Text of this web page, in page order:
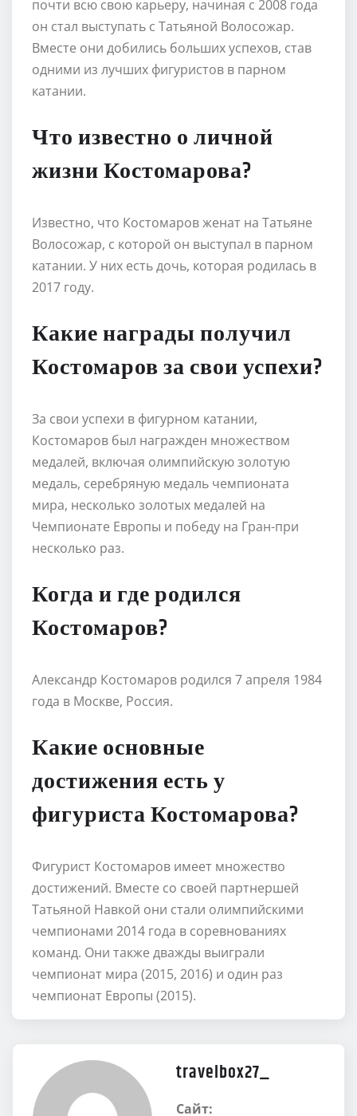
почти всю свою карьеру, начиная с 2008 года
он стал выступать с Татьяной Волосожар.
Вместе они добились больших успехов, став
одними из лучших фигуристов в парном
катании.
Что известно о личной
жизни Костомарова?
Известно, что Костомаров женат на Татьяне
Волосожар, с которой он выступал в парном
катании. У них есть дочь, которая родилась в
2017 году.
Какие награды получил
Костомаров за свои успехи?
За свои успехи в фигурном катании,
Костомаров был награжден множеством
медалей, включая олимпийскую золотую
медаль, серебряную медаль чемпионата
мира, несколько золотых медалей на
Чемпионате Европы и победу на Гран-при
несколько раз.
Когда и где родился
Костомаров?
Александр Костомаров родился 7 апреля 1984
года в Москве, Россия.
Какие основные
достижения есть у
фигуриста Костомарова?
Фигурист Костомаров имеет множество
достижений. Вместе со своей партнершей
Татьяной Навкой они стали олимпийскими
чемпионами 2014 года в соревнованиях
команд. Они также дважды выиграли
чемпионат мира (2015, 2016) и один раз
чемпионат Европы (2015).
travelbox27_
Сайт: